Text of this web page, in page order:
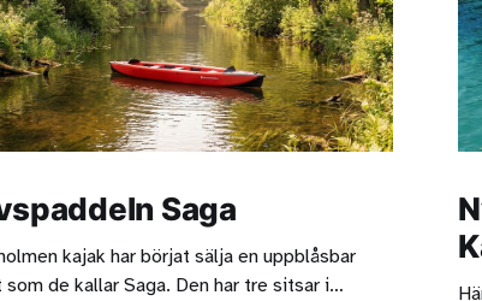
Saga
kajak har börjat sälja en uppblåsbar
som de kallar Saga. Den har tre sitsar i